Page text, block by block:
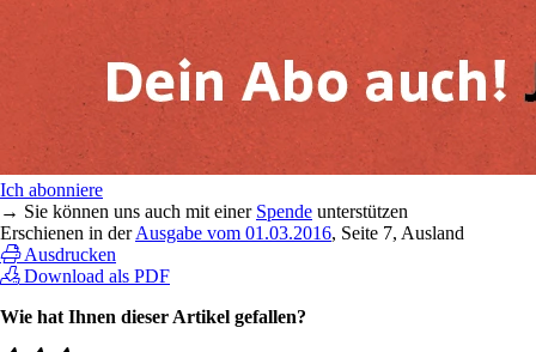
Ich abonniere
→ Sie können uns auch mit einer Spende unterstützen
Erschienen in derAusgabe vom 01.03.2016, Seite 7, Ausland
Ausdrucken
Download als PDF
Wie hat Ihnen dieser Artikel gefallen?